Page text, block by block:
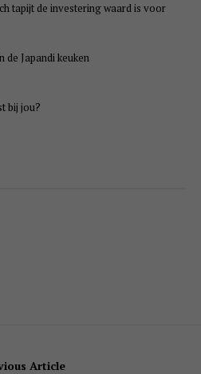
tapijt de investering waard is voor
de Japandi keuken
bij jou?
Article